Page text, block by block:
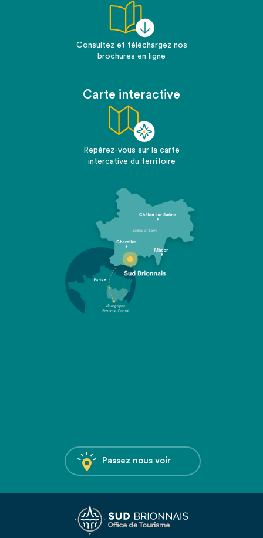
Consultez et téléchargez nos
brochures en ligne
Carte interactive
Repérez-vous sur la carte
intercative du territoire
Passez nous voir